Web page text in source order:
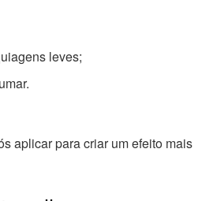
leves;
aplicar para criar um efeito mais